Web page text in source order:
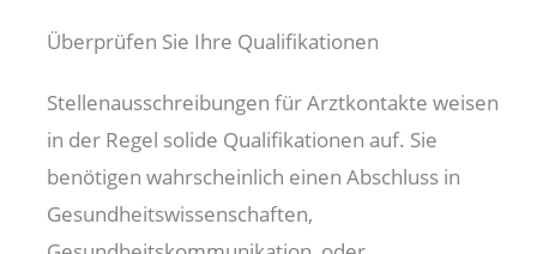
Überprüfen Sie Ihre Qualifikationen
Stellenausschreibungen für Arztkontakte weisen
in der Regel solide Qualifikationen auf. Sie
benötigen wahrscheinlich einen Abschluss in
Gesundheitswissenschaften,